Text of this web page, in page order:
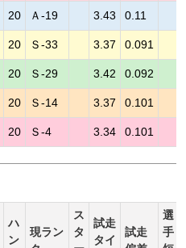
20 Ａ-19 3.43 0.11
20 Ｓ-33 3.37 0.091
20 Ｓ-29 3.42 0.092
20 Ｓ-14 3.37 0.101
20 Ｓ-4 3.34 0.101
ハ
ン
現ラン
ス
タ
試走
タイ
試走
選
手